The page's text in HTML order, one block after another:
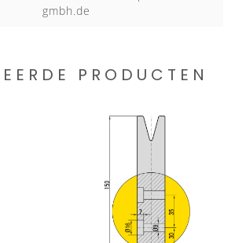
gmbh.de
PRODUCTEN